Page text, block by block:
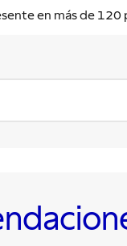
en más de 120